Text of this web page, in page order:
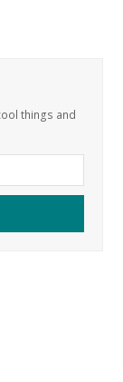
things and